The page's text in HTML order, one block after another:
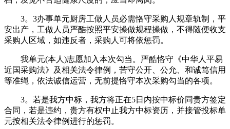
3。3办事单元厨房工做人员必需恪守采购人规章轨制，平
安出产，工做人员严酷按照平安操做规程操做，不得随便收支
采购人区域，如违反者，采购人可将依惩罚。
我单元(本人)志愿加入本次勾当。严酷恪守《中华人平易
近国采购法》及相关法令律例，苦守公开、公允、和诚笃信用
等准绳，依法诚信运营，无前提恪守本次采购勾当的各项。
3。若是我方中标，我方将正在5日内按中标价同贵方签定
合同，若是违约，贵方有权中止我方中标资历，并接管投标单
元按相关法令律例进行的惩罚。